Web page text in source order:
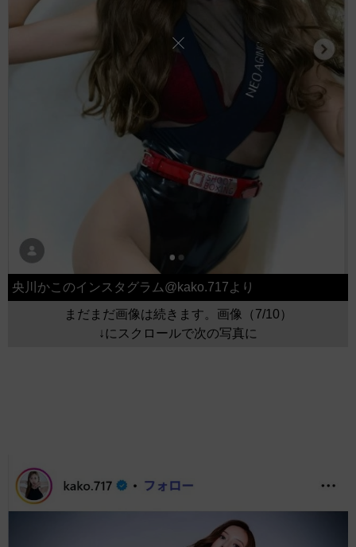
央川かこのインスタグラム@kako.717より
まだまだ画像は続きます。画像（7/10）
↓にスクロールで次の写真に